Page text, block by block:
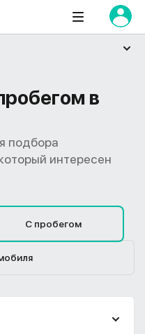
в
подбора
интересен
С пробегом